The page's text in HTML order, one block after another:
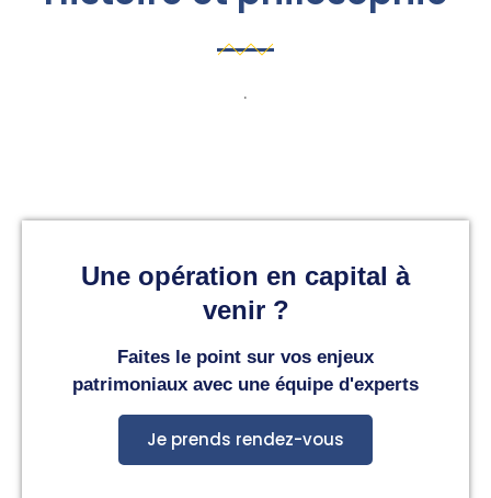
.
Une opération en capital à
venir ?
Faites le point sur vos enjeux
patrimoniaux avec une équipe d'experts
Je prends rendez-vous